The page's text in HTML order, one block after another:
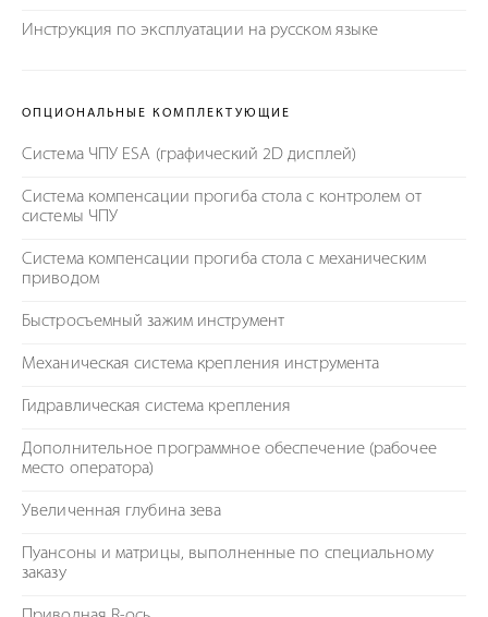
Инструкция по эксплуатации на русском языке
ОПЦИОНАЛЬНЫЕ КОМПЛЕКТУЮЩИЕ
Система ЧПУ ESA (графический 2D дисплей)
Система компенсации прогиба стола с контролем от
системы ЧПУ
Система компенсации прогиба стола с механическим
приводом
Быстросъемный зажим инструмент
Механическая система крепления инструмента
Гидравлическая система крепления
Дополнительное программное обеспечение (рабочее
место оператора)
Увеличенная глубина зева
Пуансоны и матрицы, выполненные по специальному
заказу